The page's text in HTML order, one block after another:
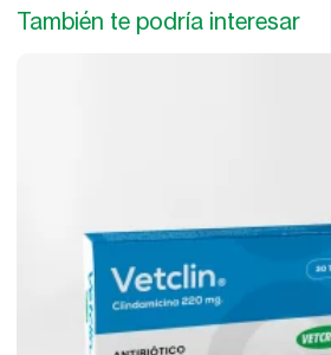
También te podría interesar